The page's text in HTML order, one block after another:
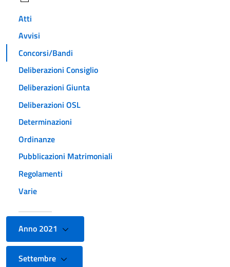
Atti
Avvisi
Concorsi/Bandi
Deliberazioni Consiglio
Deliberazioni Giunta
Deliberazioni OSL
Determinazioni
Ordinanze
Pubblicazioni Matrimoniali
Regolamenti
Varie
Anno 2021
Settembre